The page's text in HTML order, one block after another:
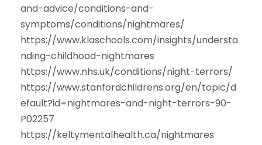
and-advice/conditions-and-
symptoms/conditions/nightmares/
https://www.klaschools.com/insights/understa
nding-childhood-nightmares
https://www.nhs.uk/conditions/night-terrors/
https://www.stanfordchildrens.org/en/topic/d
efault?id=nightmares-and-night-terrors-90-
P02257
https://keltymentalhealth.ca/nightmares